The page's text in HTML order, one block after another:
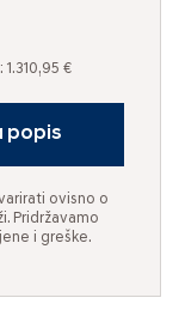
€
popis
ovisno o
Pridržavamo
i greške.